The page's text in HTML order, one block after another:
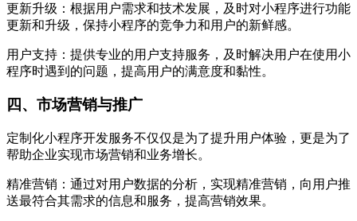
更新升级：根据用户需求和技术发展，及时对小程序进行功能
更新和升级，保持小程序的竞争力和用户的新鲜感。
用户支持：提供专业的用户支持服务，及时解决用户在使用小
程序时遇到的问题，提高用户的满意度和黏性。
四、市场营销与推广
定制化小程序开发服务不仅仅是为了提升用户体验，更是为了
帮助企业实现市场营销和业务增长。
精准营销：通过对用户数据的分析，实现精准营销，向用户推
送最符合其需求的信息和服务，提高营销效果。